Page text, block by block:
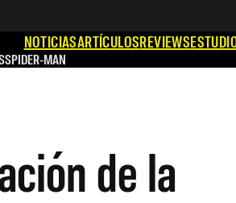
NOTICIASARTÍCULOSREVIEWS
SPIDER-MAN
de la